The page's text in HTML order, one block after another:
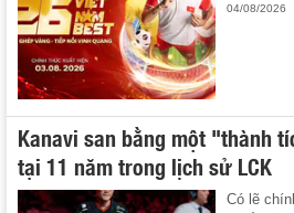
04/08/2026
Kanavi san bằng một "thành
tại 11 năm trong lịch sử LCK
Có lẽ